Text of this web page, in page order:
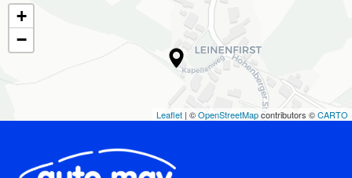
+
−
Leaflet | ©OpenStreetMapcontributors ©CARTO